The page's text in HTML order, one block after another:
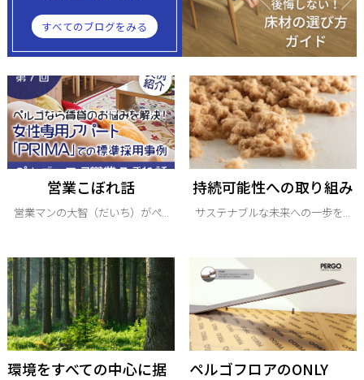
すべてのブログをみる
営業こぼれ話
営業マンの大智（だいち）がぺ...
持続可能性への取り組み
サステナブルな未来への一歩を...
環境をすべての中心に据
ペルゴフロアのONLY